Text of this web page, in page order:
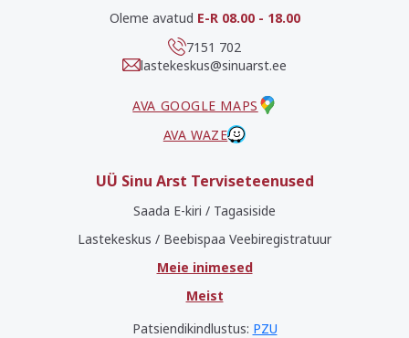
Oleme avatud E-R 08.00 - 18.00
7151 702
lastekeskus@sinuarst.ee
AVA GOOGLE MAPS
AVA WAZE
UÜ Sinu Arst Terviseteenused
Saada E-kiri / Tagasiside
Lastekeskus / Beebispaa Veebiregistratuur
Meie inimesed
Meist
Patsiendikindlustus: PZU